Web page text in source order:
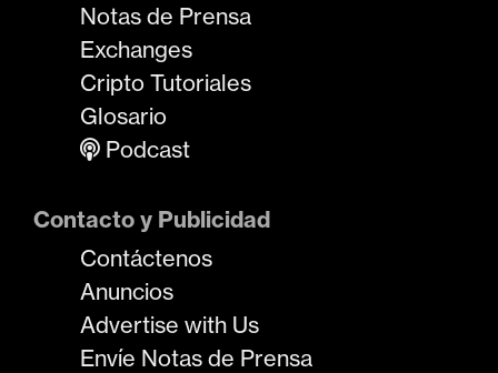
Notas de Prensa
Exchanges
Cripto Tutoriales
Glosario
Podcast
Contacto y Publicidad
Contáctenos
Anuncios
Advertise with Us
Envíe Notas de Prensa